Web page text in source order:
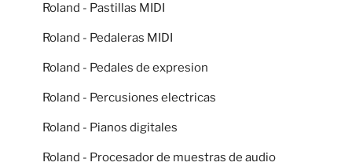
Roland - Pastillas MIDI
Roland - Pedaleras MIDI
Roland - Pedales de expresion
Roland - Percusiones electricas
Roland - Pianos digitales
Roland - Procesador de muestras de audio